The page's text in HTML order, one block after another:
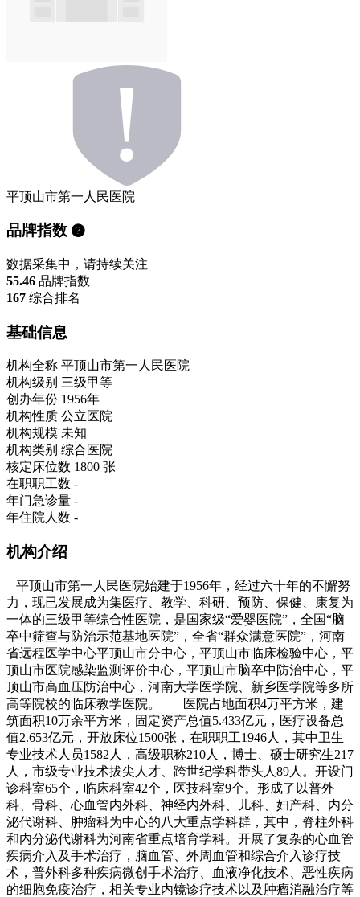
平顶山市第一人民医院
品牌指数
数据采集中，请持续关注
55.46 品牌指数
167 综合排名
基础信息
机构全称 平顶山市第一人民医院
机构级别 三级甲等
创办年份 1956年
机构性质 公立医院
机构规模 未知
机构类别 综合医院
核定床位数 1800 张
在职职工数 -
年门急诊量 -
年住院人数 -
机构介绍
平顶山市第一人民医院始建于1956年，经过六十年的不懈努
力，现已发展成为集医疗、教学、科研、预防、保健、康复为
一体的三级甲等综合性医院，是国家级“爱婴医院”，全国“脑
卒中筛查与防治示范基地医院”，全省“群众满意医院”，河南
省远程医学中心平顶山市分中心，平顶山市临床检验中心，平
顶山市医院感染监测评价中心，平顶山市脑卒中防治中心，平
顶山市高血压防治中心，河南大学医学院、新乡医学院等多所
高等院校的临床教学医院。 医院占地面积4万平方米，建
筑面积10万余平方米，固定资产总值5.433亿元，医疗设备总
值2.653亿元，开放床位1500张，在职职工1946人，其中卫生
专业技术人员1582人，高级职称210人，博士、硕士研究生217
人，市级专业技术拔尖人才、跨世纪学科带头人89人。开设门
诊科室65个，临床科室42个，医技科室9个。形成了以普外
科、骨科、心血管内外科、神经内外科、儿科、妇产科、内分
泌代谢科、肿瘤科为中心的八大重点学科群，其中，脊柱外科
和内分泌代谢科为河南省重点培育学科。开展了复杂的心血管
疾病介入及手术治疗，脑血管、外周血管和综合介入诊疗技
术，普外科多种疾病微创手术治疗、血液净化技术、恶性疾病
的细胞免疫治疗，相关专业内镜诊疗技术以及肿瘤消融治疗等